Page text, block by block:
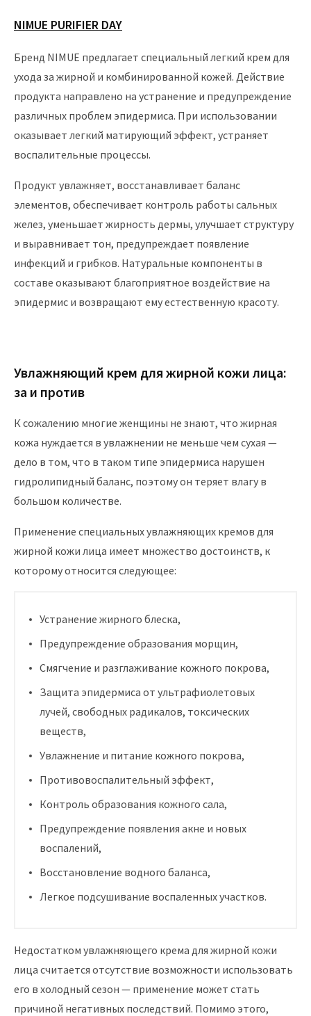
NIMUE PURIFIER DAY
Бренд NIMUE предлагает специальный легкий крем для
ухода за жирной и комбинированной кожей. Действие
продукта направлено на устранение и предупреждение
различных проблем эпидермиса. При использовании
оказывает легкий матирующий эффект, устраняет
воспалительные процессы.
Продукт увлажняет, восстанавливает баланс
элементов, обеспечивает контроль работы сальных
желез, уменьшает жирность дермы, улучшает структуру
и выравнивает тон, предупреждает появление
инфекций и грибков. Натуральные компоненты в
составе оказывают благоприятное воздействие на
эпидермис и возвращают ему естественную красоту.
Увлажняющий крем для жирной кожи лица:
за и против
К сожалению многие женщины не знают, что жирная
кожа нуждается в увлажнении не меньше чем сухая —
дело в том, что в таком типе эпидермиса нарушен
гидролипидный баланс, поэтому он теряет влагу в
большом количестве.
Применение специальных увлажняющих кремов для
жирной кожи лица имеет множество достоинств, к
которому относится следующее:
Устранение жирного блеска,
Предупреждение образования морщин,
Смягчение и разглаживание кожного покрова,
Защита эпидермиса от ультрафиолетовых
лучей, свободных радикалов, токсических
веществ,
Увлажнение и питание кожного покрова,
Противовоспалительный эффект,
Контроль образования кожного сала,
Предупреждение появления акне и новых
воспалений,
Восстановление водного баланса,
Легкое подсушивание воспаленных участков.
Недостатком увлажняющего крема для жирной кожи
лица считается отсутствие возможности использовать
его в холодный сезон — применение может стать
причиной негативных последствий. Помимо этого,